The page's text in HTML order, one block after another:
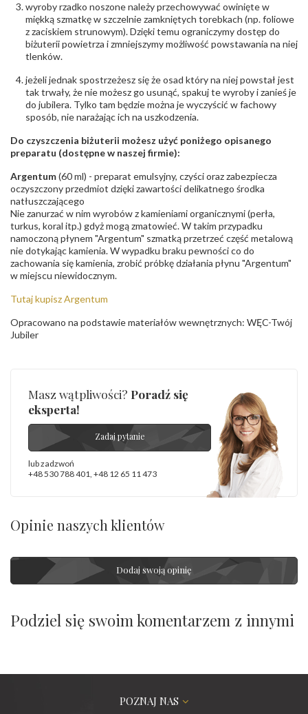
wyroby rzadko noszone należy przechowywać owinięte w
miękką szmatkę w szczelnie zamkniętych torebkach (np. foliowe
z zaciskiem strunowym). Dzięki temu ograniczymy dostęp do
biżuterii powietrza i zmniejszymy możliwość powstawania na niej
tlenków.
jeżeli jednak spostrzeżesz się że osad który na niej powstał jest
tak trwały, że nie możesz go usunąć, spakuj te wyroby i zanieś je
do jubilera. Tylko tam będzie można je wyczyścić w fachowy
sposób, nie narażając ich na uszkodzenia.
Do czyszczenia biżuterii możesz użyć poniżego opisanego
preparatu (dostępne w naszej firmie):
Argentum(60 ml) - preparat emulsyjny, czyści oraz zabezpiecza
oczyszczony przedmiot dzięki zawartości delikatnego środka
natłuszczającego
Nie zanurzać w nim wyrobów z kamieniami organicznymi (perła,
turkus, koral itp.) gdyż mogą zmatowieć. W takim przypadku
namoczoną płynem "Argentum" szmatką przetrzeć część metalową
nie dotykając kamienia. W wypadku braku pewności co do
zachowania się kamienia, zrobić próbkę działania płynu "Argentum"
w miejscu niewidocznym.
Tutaj kupisz Argentum
Opracowano na podstawie materiałów wewnętrznych: WĘC-Twój
Jubiler
Masz wątpliwości? Poradź się
eksperta!
Zadaj pytanie
lub zadzwoń
+48 530 788 401, +48 12 65 11 473
Opinie naszych klientów
Dodaj swoją opinię
Podziel się swoim komentarzem z innymi
POZNAJ NAS